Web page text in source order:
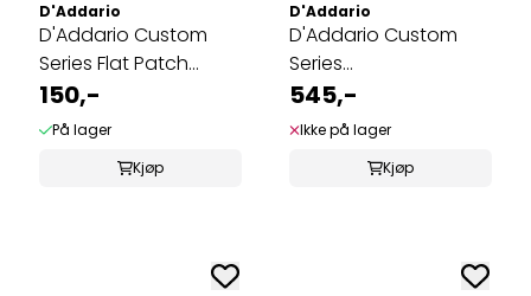
D'Addario
D'Addario Custom
Series Flat Patch
Cable (30 cm)
150,-
På lager
Kjøp
D'Addario
D'Addario Custom
Series
Instrumentkabel 6m.
med ...
545,-
Ikke på lager
Kjøp